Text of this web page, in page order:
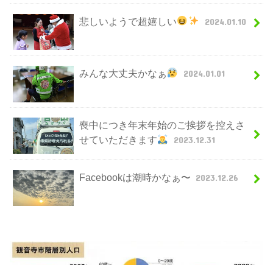
悲しいようで超嬉しい 2024.01.10
みんな大丈夫かなぁ 2024.01.01
喪中につき年末年始のご挨拶を控えさ
せていただきます
2023.12.31
Facebookは潮時かなぁ〜 2023.12.26